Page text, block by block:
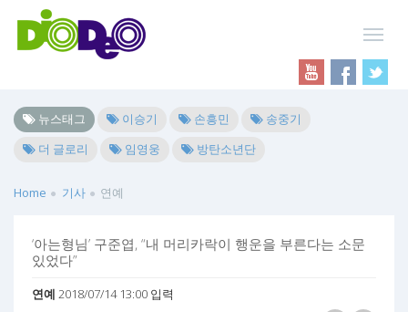
뉴스태그 이승기 손흥민
송중기
더 글로리
임영웅 방탄소년단
Home 기사 연예
‘아는형님’ 구준엽, “내 머리카락이 행운을 부른다는 소문
있었다”
연예 2018/07/14 13:00 입력